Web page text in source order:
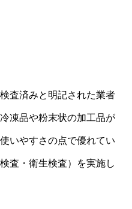
査済みと明記された業者
凍品や粉末状の加工品が
いやすさの点で優れてい
査・衛生検査）を実施し